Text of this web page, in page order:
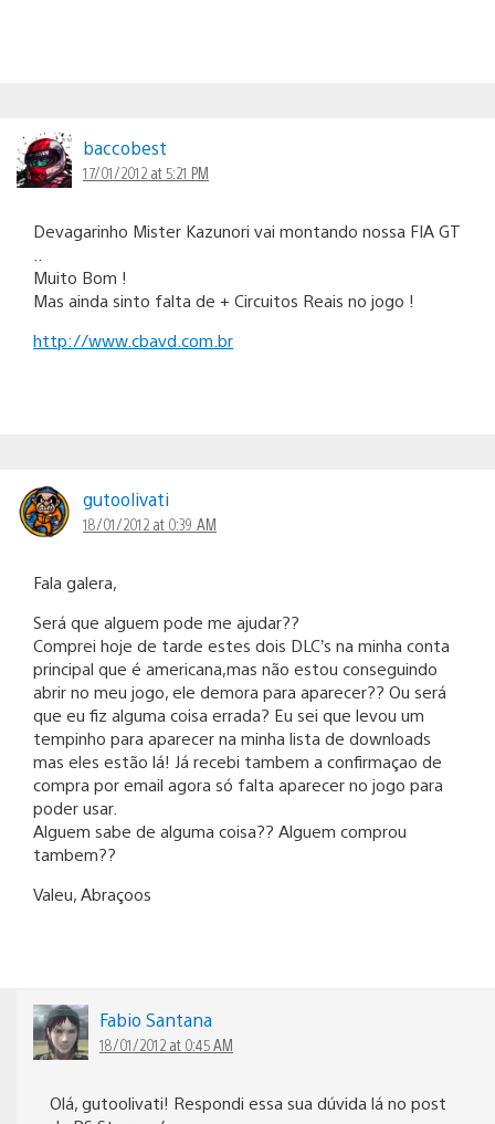
baccobest
17/01/2012 at 5:21 PM
Devagarinho Mister Kazunori vai montando nossa FIA GT
Muito Bom !
Mas ainda sinto falta de + Circuitos Reais no jogo !
http://www.cbavd.com.br
gutoolivati
18/01/2012 at 0:39 AM
Fala galera,
Será que alguem pode me ajudar??
Comprei hoje de tarde estes dois DLC’s na minha conta
principal que é americana,mas não estou conseguindo
abrir no meu jogo, ele demora para aparecer?? Ou será
que eu fiz alguma coisa errada? Eu sei que levou um
tempinho para aparecer na minha lista de downloads
mas eles estão lá! Já recebi tambem a confirmaçao de
compra por email agora só falta aparecer no jogo para
poder usar.
Alguem sabe de alguma coisa?? Alguem comprou
tambem??
Valeu, Abraçoos
Fabio Santana
18/01/2012 at 0:45 AM
Olá, gutoolivati! Respondi essa sua dúvida lá no post